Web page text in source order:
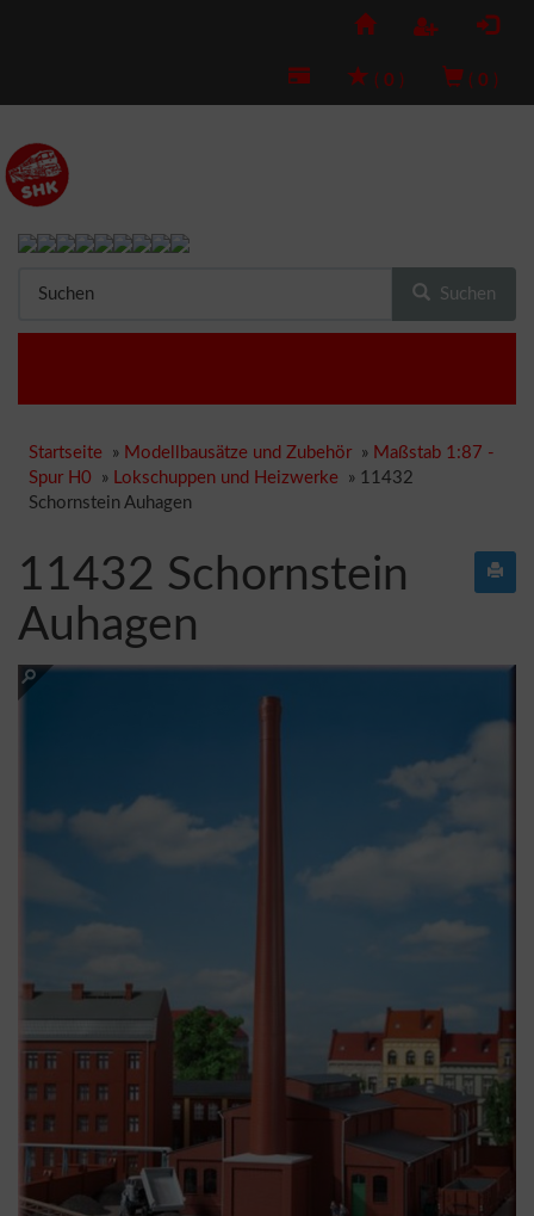
( 0 ) ( 0 )
Suchen
Startseite » Modellbausätze und Zubehör » Maßstab 1:87 -
Spur H0 » Lokschuppen und Heizwerke » 11432
Schornstein Auhagen
11432 Schornstein
Auhagen